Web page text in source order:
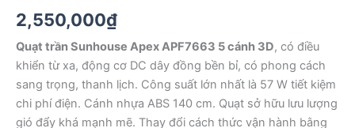
2,550,000₫
Quạt trần Sunhouse Apex APF7663 5 cánh 3D, có điều
khiển từ xa, động cơ DC dây đồng bền bỉ, có phong cách
sang trọng, thanh lịch. Công suất lớn nhất là 57 W tiết kiệm
chi phí điện. Cánh nhựa ABS 140 cm. Quạt sở hữu lưu lượng
gió đẩy khá mạnh mẽ. Thay đổi cách thức vận hành bằng